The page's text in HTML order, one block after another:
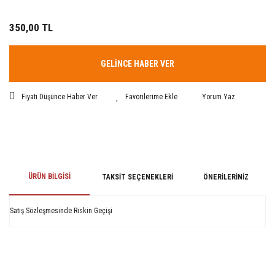
350,00 TL
GELİNCE HABER VER
Fiyatı Düşünce Haber Ver Yorum Yaz
ÜRÜN BILGISI TAKSIT SEÇENEKLERI ÖNERILERINIZ
Satış Sözleşmesinde Riskin Geçişi